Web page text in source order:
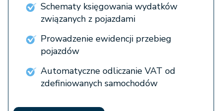
Schematy księgowania wydatków
związanych z pojazdami
Prowadzenie ewidencji przebieg
pojazdów
Automatyczne odliczanie VAT od
zdefiniowanych samochodów